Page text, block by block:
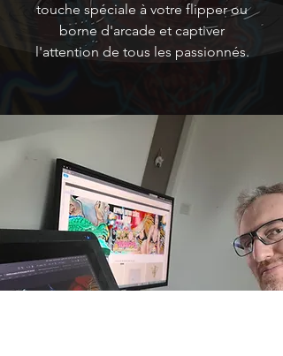
touche spéciale à votre flipper ou
borne d'arcade et captiver
l'attention de tous les passionnés.